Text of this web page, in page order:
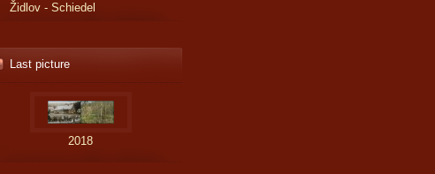
Židlov - Schiedel
Last picture
2018